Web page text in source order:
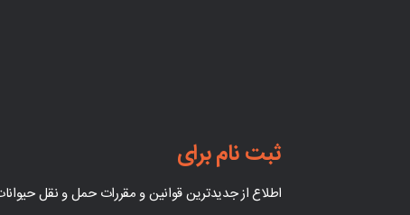
ثبت نام برای
اطلاع از جدیدترین قوانین و مقررات حمل و نقل